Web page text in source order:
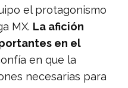
el protagonismo
MX. La afición
en el
en que la
necesarias para